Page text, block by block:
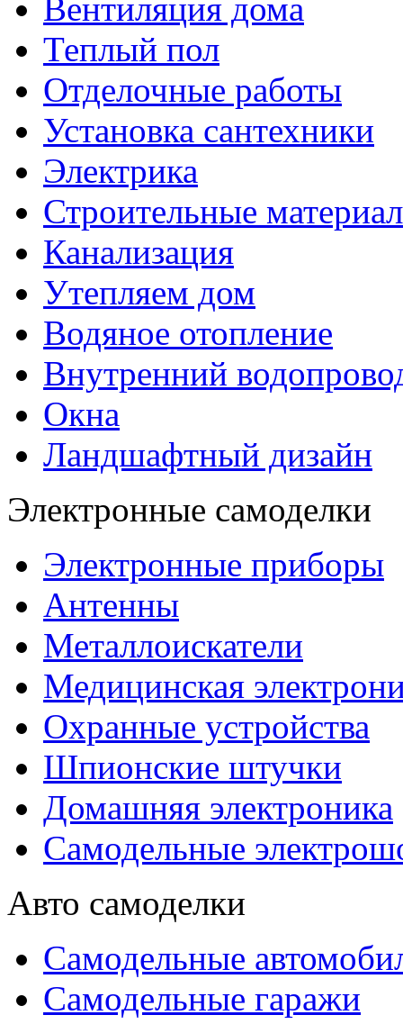
Вентиляция дома
Теплый пол
Отделочные работы
Установка сантехники
Электрика
Строительные
Канализация
Утепляем дом
Водяное отопление
Внутренний
Окна
Ландшафтный дизайн
Электронные самоделки
Электронные приборы
Антенны
Металлоискатели
Медицинская
Охранные устройства
Шпионские штучки
Домашняя электроника
Самодельные
Авто самоделки
Самодельные
Самодельные гаражи